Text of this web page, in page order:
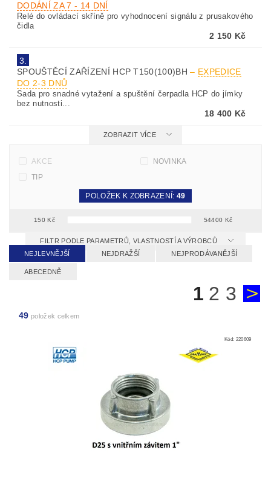
DODÁNÍ ZA 7 - 14 DNÍ
Relé do ovládací skříně pro vyhodnocení signálu z prusakového
čidla
2 150 Kč
3.
SPOUŠTĚCÍ ZAŘÍZENÍ HCP T150(100)BH– EXPEDICE
DO 2-3 DNŮ
Sada pro snadné vytažení a spuštění čerpadla HCP do jímky
bez nutnosti...
18 400 Kč
ZOBRAZIT VÍCE
AKCE
NOVINKA
TIP
150Kč 54400 Kč
POLOŽEK K ZOBRAZENÍ:49
FILTR PODLE PARAMETRŮ, VLASTNOSTÍ A VÝROBCŮ
NEJLEVNĚJŠÍ
NEJDRAŽŠÍ NEJPRODÁVANĚJŠÍ
ABECEDNĚ
1 2 3
49 položek celkem
Kód: 220609